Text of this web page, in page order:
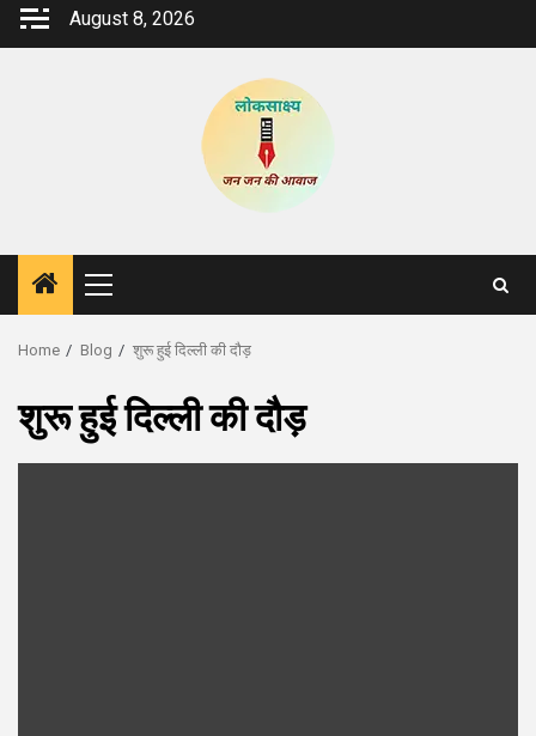
Skip
August 8, 2026
Primary
Menu
Home Blog शुरू हुई दिल्ली की दौड़
शुरू हुई दिल्ली की दौड़